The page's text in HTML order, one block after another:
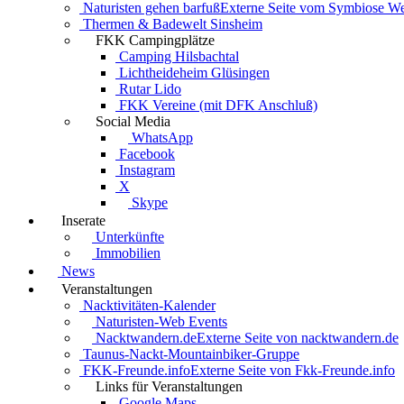
Naturisten gehen barfußExterne Seite vom Symbiose
Thermen & Badewelt Sinsheim
FKK Campingplätze
Camping Hilsbachtal
Lichtheideheim Glüsingen
Rutar Lido
FKK Vereine (mit DFK Anschluß)
Social Media
WhatsApp
Facebook
Instagram
X
Skype
Inserate
Unterkünfte
Immobilien
News
Veranstaltungen
Nacktivitäten-Kalender
Naturisten-Web Events
Nacktwandern.deExterne Seite von nacktwandern.de
Taunus-Nackt-Mountainbiker-Gruppe
FKK-Freunde.infoExterne Seite von Fkk-Freunde.info
Links für Veranstaltungen